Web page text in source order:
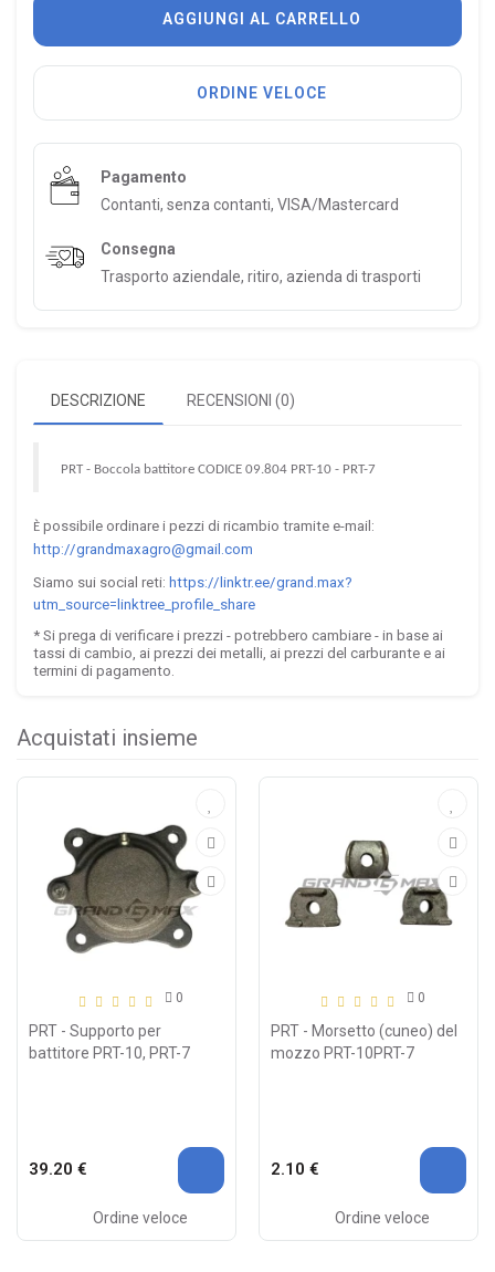
AGGIUNGI AL CARRELLO
ORDINE VELOCE
Pagamento
Contanti, senza contanti, VISA/Mastercard
Consegna
Trasporto aziendale, ritiro, azienda di trasporti
DESCRIZIONE RECENSIONI (0)
PRT - Boccola battitore CODICE 09.804 PRT-10 - PRT-7
È possibile ordinare i pezzi di ricambio tramite e-mail:
http://grandmaxagro@gmail.com
Siamo sui social reti: https://linktr.ee/grand.max?
utm_source=linktree_profile_share
* Si prega di verificare i prezzi - potrebbero cambiare - in base ai
tassi di cambio, ai prezzi dei metalli, ai prezzi del carburante e ai
termini di pagamento.
Acquistati insieme
0
PRT - Supporto per
battitore PRT-10, PRT-7
39.20 €
Ordine veloce
0
PRT - Morsetto (cuneo) del
mozzo PRT-10PRT-7
2.10 €
Ordine veloce